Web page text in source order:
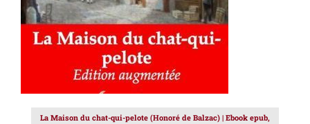
La Maison du chat-qui-pelote (Honoré de Balzac) | Ebook epub,